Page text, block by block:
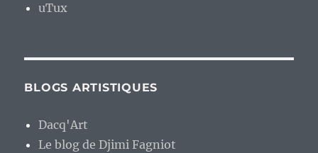
uTux
BLOGS ARTISTIQUES
Dacq'Art
Le blog de Djimi Fagniot